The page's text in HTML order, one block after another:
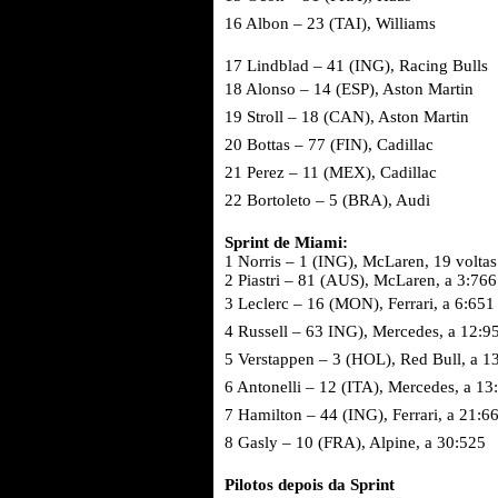
16 Albon – 23 (TAI), Williams
17 Lindblad – 41 (ING), Racing Bulls
18 Alonso – 14 (ESP), Aston Martin
19 Stroll – 18 (CAN), Aston Martin
20 Bottas – 77 (FIN), Cadillac
21 Perez – 11 (MEX), Cadillac
22 Bortoleto – 5 (BRA), Audi
Sprint de Miami:
1 Norris – 1 (ING), McLaren, 19 voltas
2 Piastri – 81 (AUS), McLaren, a 3:766
3 Leclerc – 16 (MON), Ferrari, a 6:651
4 Russell – 63 ING), Mercedes, a
5 Verstappen – 3 (HOL), Red Bull, a
6 Antonelli – 12 (ITA), Mercedes, a
7 Hamilton – 44 (ING), Ferrari, a
8 Gasly – 10 (FRA), Alpine, a 30:525
Pilotos depois da Sprint